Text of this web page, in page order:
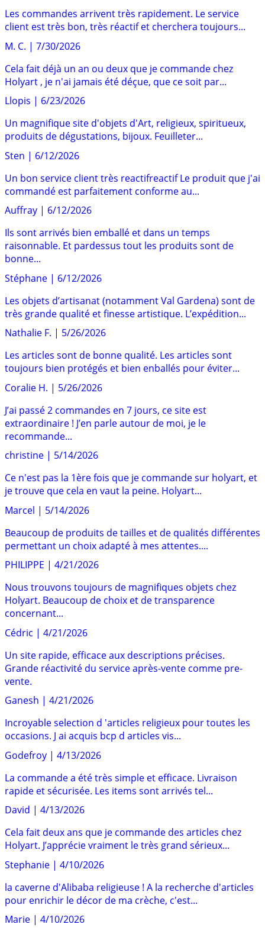
Les commandes arrivent très rapidement. Le service
client est très bon, très réactif et cherchera toujours...
M. C. | 7/30/2026
Cela fait déjà un an ou deux que je commande chez
Holyart , je n'ai jamais été déçue, que ce soit par...
Llopis | 6/23/2026
Un magnifique site d'objets d'Art, religieux, spiritueux,
produits de dégustations, bijoux. Feuilleter...
Sten | 6/12/2026
Un bon service client très reactifreactif Le produit que j'ai
commandé est parfaitement conforme au...
Auffray | 6/12/2026
Ils sont arrivés bien emballé et dans un temps
raisonnable. Et pardessus tout les produits sont de
bonne...
Stéphane | 6/12/2026
Les objets d’artisanat (notamment Val Gardena) sont de
très grande qualité et finesse artistique. L’expédition...
Nathalie F. | 5/26/2026
Les articles sont de bonne qualité. Les articles sont
toujours bien protégés et bien enballés pour éviter...
Coralie H. | 5/26/2026
J’ai passé 2 commandes en 7 jours, ce site est
extraordinaire ! J’en parle autour de moi, je le
recommande...
christine | 5/14/2026
Ce n'est pas la 1ère fois que je commande sur holyart, et
je trouve que cela en vaut la peine. Holyart...
Marcel | 5/14/2026
Beaucoup de produits de tailles et de qualités différentes
permettant un choix adapté à mes attentes....
PHILIPPE | 4/21/2026
Nous trouvons toujours de magnifiques objets chez
Holyart. Beaucoup de choix et de transparence
concernant...
Cédric | 4/21/2026
Un site rapide, efficace aux descriptions précises.
Grande réactivité du service après-vente comme pre-
vente.
Ganesh | 4/21/2026
Incroyable selection d 'articles religieux pour toutes les
occasions. J ai acquis bcp d articles vis...
Godefroy | 4/13/2026
La commande a été très simple et efficace. Livraison
rapide et sécurisée. Les items sont arrivés tel...
David | 4/13/2026
Cela fait deux ans que je commande des articles chez
Holyart. J’apprécie vraiment le très grand sérieux...
Stephanie | 4/10/2026
la caverne d'Alibaba religieuse ! A la recherche d'articles
pour enrichir le décor de ma crèche, c'est...
Marie | 4/10/2026